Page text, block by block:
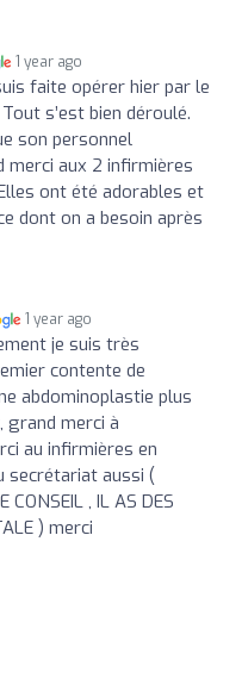
1 year ago
faite opérer hier par le
s’est bien déroulé.
son personnel
aux 2 infirmières
ont été adorables et
dont on a besoin après
1 year ago
je suis très
contente de
abdominoplastie plus
grand merci à
au infirmières en
secrétariat aussi (
CONSEIL , IL AS DES
) merci